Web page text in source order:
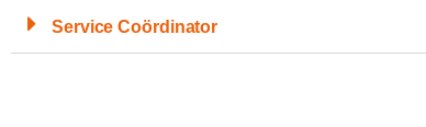
Service Coördinator